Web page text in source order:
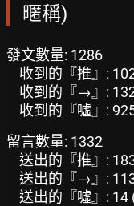
暱稱)
發文數量: 1286
收到的『推』:
收到的『→』:
收到的『噓』:
留言數量: 1332
送出的『推』:
送出的『→』:
送出的『噓』: 14